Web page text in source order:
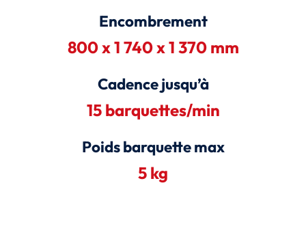
Encombrement
800 x 1 740 x 1 370 mm
Cadence jusqu’à
15 barquettes/min
Poids barquette max
5 kg